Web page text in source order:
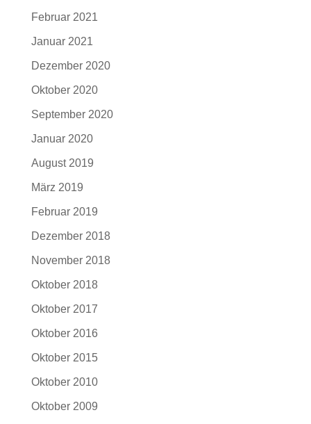
Februar 2021
Januar 2021
Dezember 2020
Oktober 2020
September 2020
Januar 2020
August 2019
März 2019
Februar 2019
Dezember 2018
November 2018
Oktober 2018
Oktober 2017
Oktober 2016
Oktober 2015
Oktober 2010
Oktober 2009